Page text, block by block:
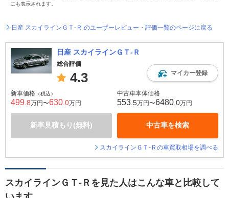
にも表示されます。
日産 スカイラインＧＴ‐Ｒ のユーザーレビュー・評価一覧のページに戻る
日産 スカイラインＧＴ‐Ｒ
総合評価
4.3 マイカー登録
新車価格 （税込）
499 .8万円〜630 .0万円
新車見積もり(無料)
中古車本体価格
553 .5万円〜6480 .0万円
中古車を検索
スカイラインＧＴ‐Ｒの車買取相場を調べる
スカイラインＧＴ‐Ｒを見た人はこんな車と比較して